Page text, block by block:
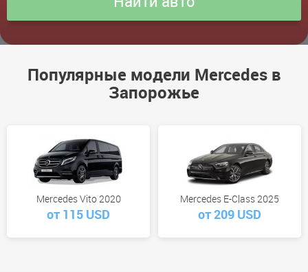
Популярные модели Mercedes в
Запорожье
Mercedes Vito 2020
от 115 USD
Mercedes E-Class 2025
от 209 USD